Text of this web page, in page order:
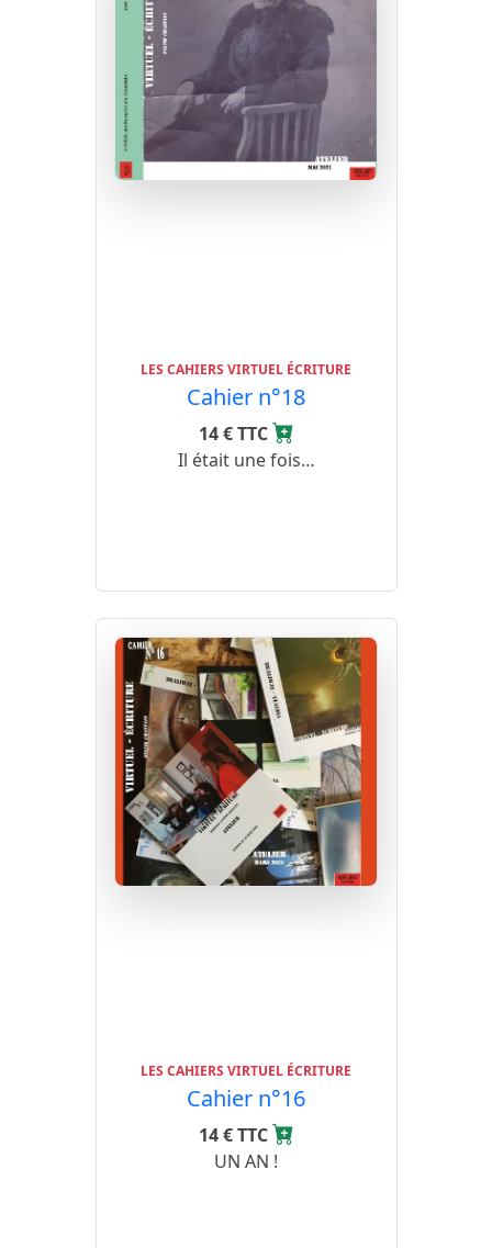
LES CAHIERS VIRTUEL ÉCRITURE
Cahier n°18
14 € TTC
Il était une fois…
LES CAHIERS VIRTUEL ÉCRITURE
Cahier n°16
14 € TTC
UN AN !